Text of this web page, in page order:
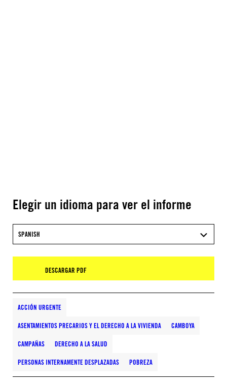
Elegir un idioma para ver el informe
SPANISH
DESCARGAR PDF
ACCIÓN URGENTE
ASENTAMIENTOS PRECARIOS Y EL DERECHO A LA VIVIENDA CAMBOYA
CAMPAÑAS DERECHO A LA SALUD
PERSONAS INTERNAMENTE DESPLAZADAS POBREZA